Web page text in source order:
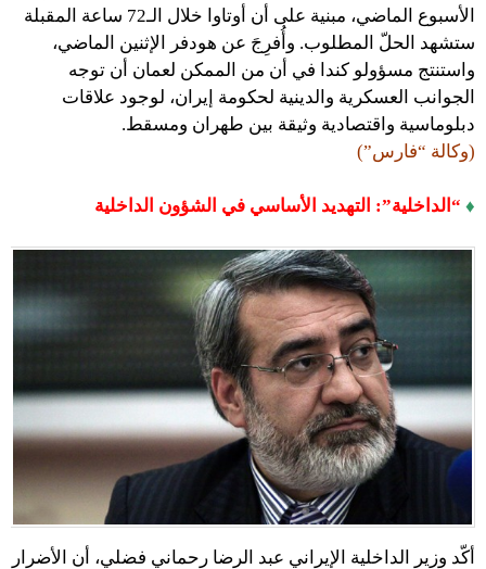
الأسبوع الماضي، مبنية على أن أوتاوا خلال الـ72 ساعة المقبلة
ستشهد الحلّ المطلوب. وأُفرِجَ عن هودفر الإثنين الماضي،
واستنتج مسؤولو كندا في أن من الممكن لعمان أن توجه
الجوانب العسكرية والدينية لحكومة إيران، لوجود علاقات
دبلوماسية واقتصادية وثيقة بين طهران ومسقط.
(وكالة “فارس”)
♦ “الداخلية”: التهديد الأساسي في الشؤون الداخلية
أكّد وزير الداخلية الإيراني عبد الرضا رحماني فضلي، أن الأضرار